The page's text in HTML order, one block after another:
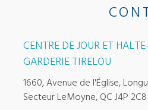
CENTRE DE JOUR ET
GARDERIE TIRELOU
1660, Avenue de l'Église,
Secteur LeMoyne, QC J4P 2C8